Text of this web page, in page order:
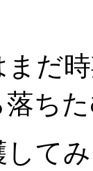
だ
ち
て